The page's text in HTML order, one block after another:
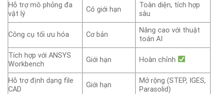
Hỗ trợ mô phỏng đa
vật lý
Có giới hạn
Toàn diện, tích hợp
sâu
Công cụ tối ưu hóa Cơ bản
Nâng cao với thuật
toán AI
Tích hợp với ANSYS
Workbench
Giới hạn Hoàn chỉnh
Hỗ trợ định dạng file
CAD
Giới hạn
Mở rộng (STEP, IGES,
Parasolid)